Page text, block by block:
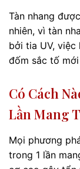
Tàn nhang
nhiên, vì tàn
bởi tia UV, việc
đốm sắc tố
Có Cách
Lần Mang
Mọi phương
trong 1 lần